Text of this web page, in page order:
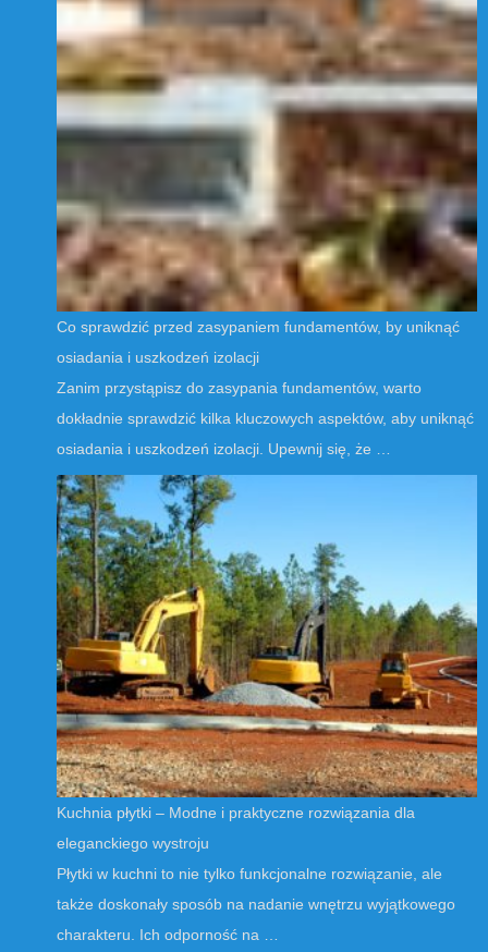
Co sprawdzić przed zasypaniem fundamentów, by uniknąć
osiadania i uszkodzeń izolacji
Zanim przystąpisz do zasypania fundamentów, warto
dokładnie sprawdzić kilka kluczowych aspektów, aby uniknąć
osiadania i uszkodzeń izolacji. Upewnij się, że …
Kuchnia płytki – Modne i praktyczne rozwiązania dla
eleganckiego wystroju
Płytki w kuchni to nie tylko funkcjonalne rozwiązanie, ale
także doskonały sposób na nadanie wnętrzu wyjątkowego
charakteru. Ich odporność na …